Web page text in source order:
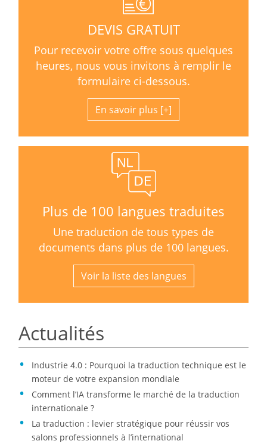
DEVIS GRATUIT
Pour recevoir votre offre sous quelques
heures, nous vous invitons à remplir le
formulaire ci-dessous.
En savoir plus
Plus de 100 langues traduites
Une traduction de tous types de
documents dans plus de 100 langues.
Voir la liste des langues
Actualités
Industrie 4.0 : Pourquoi la traduction technique est le
moteur de votre expansion mondiale
Comment l’IA transforme le marché de la traduction
internationale ?
La traduction : levier stratégique pour réussir vos
salons professionnels à l’international